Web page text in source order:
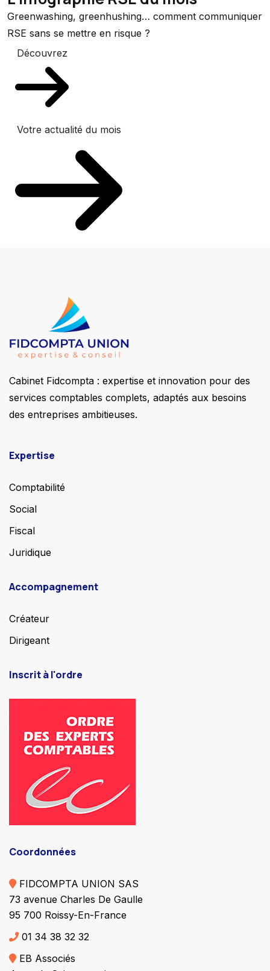
Greenwashing, greenhushing… comment communiquer
RSE sans se mettre en risque ?
Découvrez
Votre actualité du mois
Cabinet Fidcompta : expertise et innovation pour des
services comptables complets, adaptés aux besoins
des entreprises ambitieuses.
Expertise
Comptabilité
Social
Fiscal
Juridique
Accompagnement
Créateur
Dirigeant
Inscrit à l'ordre
Coordonnées
FIDCOMPTA UNION SAS
73 avenue Charles De Gaulle
95 700 Roissy-En-France
01 34 38 32 32
EB Associés